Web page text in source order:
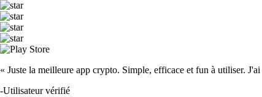
« Juste la meilleure app crypto. Simple, efficace et fun à utiliser.
-Utilisateur vérifié